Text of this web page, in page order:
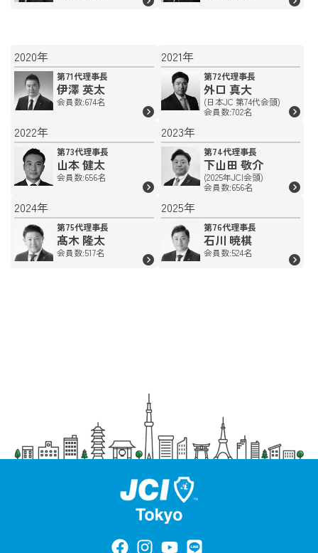
2020年
第71代理事長
伊澤 英太
会員数:674名
2021年
第72代理事長
外口 真大
(日本JC 第74代会頭)
会員数:702名
2022年
第73代理事長
山本 健太
会員数:656名
2023年
第74代理事長
下山田 敬介
(2025年JCI会頭)
会員数:656名
2024年
第75代理事長
髙木 隆太
会員数:517名
2025年
第76代理事長
石川 暁棋
会員数:524名